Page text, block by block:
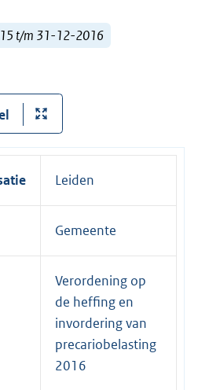
t/m 31-12-2016
Leiden
Gemeente
Verordening op
de heffing en
invordering van
precariobelasting
2016